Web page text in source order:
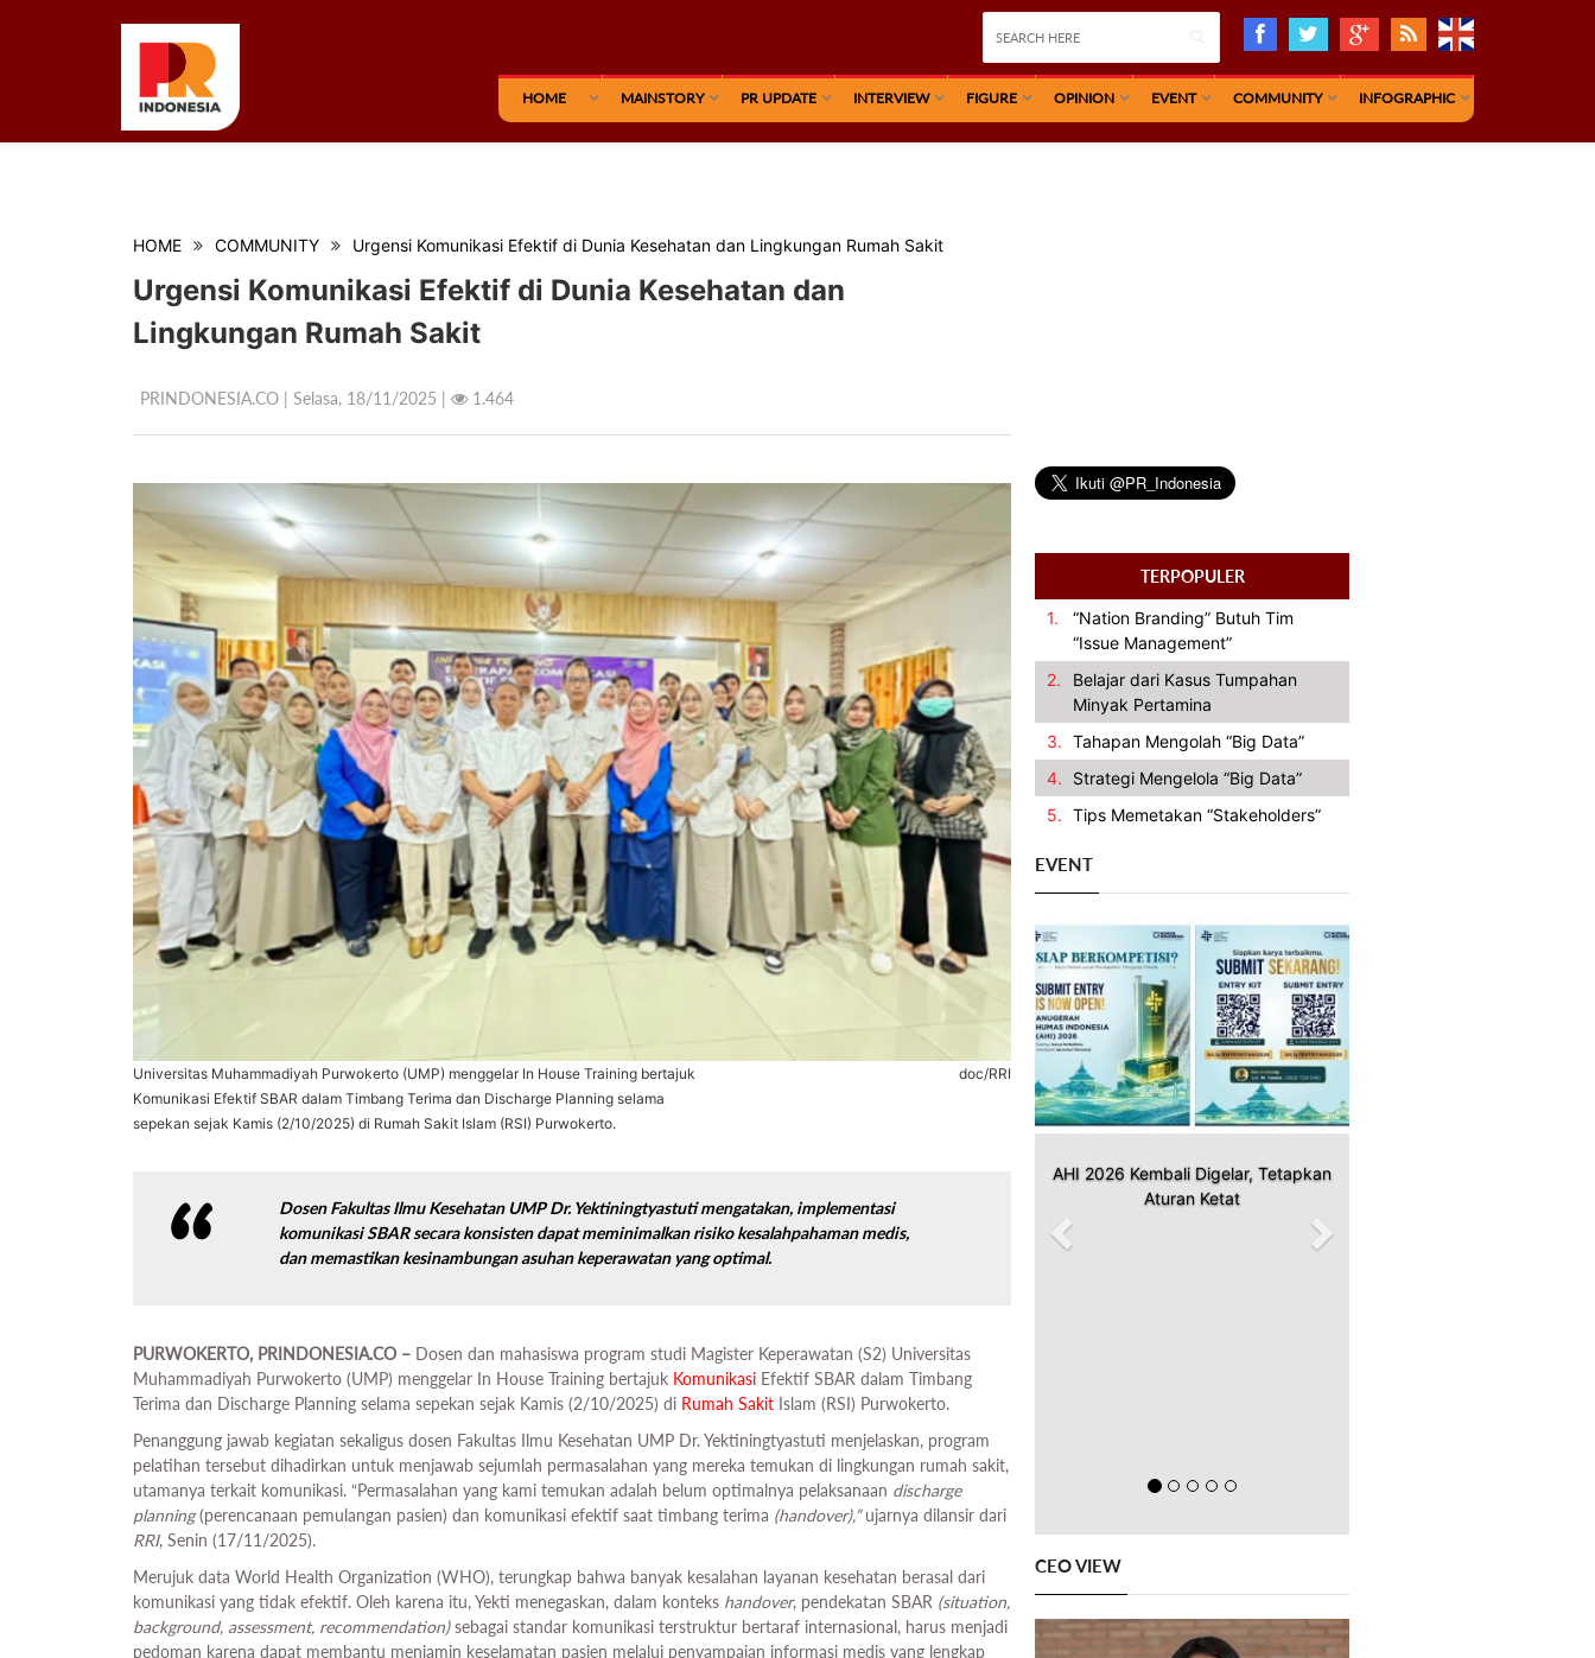
HOME MAINSTORY PR UPDATE INTERVIEW FIGURE OPINION EVENT COMMUNITY INFOGRAPHIC
HOME COMMUNITY Urgensi Komunikasi Efektif di Dunia Kesehatan dan Lingkungan Rumah Sakit
Urgensi Komunikasi Efektif di Dunia Kesehatan dan
Lingkungan Rumah Sakit
PRINDONESIA.CO | Selasa, 18/11/2025 | 1.464
Universitas Muhammadiyah Purwokerto (UMP) menggelar In House Training bertajuk
Komunikasi Efektif SBAR dalam Timbang Terima dan Discharge Planning selama
sepekan sejak Kamis (2/10/2025) di Rumah Sakit Islam (RSI) Purwokerto.
doc/RRI
Dosen Fakultas Ilmu Kesehatan UMP Dr. Yektiningtyastuti mengatakan, implementasi
komunikasi SBAR secara konsisten dapat meminimalkan risiko kesalahpahaman medis,
dan memastikan kesinambungan asuhan keperawatan yang optimal.
PURWOKERTO, PRINDONESIA.CO – Dosen dan mahasiswa program studi Magister Keperawatan (S2) Universitas
Muhammadiyah Purwokerto (UMP) menggelar In House Training bertajuk Komunikasi Efektif SBAR dalam Timbang
Terima dan Discharge Planning selama sepekan sejak Kamis (2/10/2025) di Rumah Sakit Islam (RSI) Purwokerto.
Penanggung jawab kegiatan sekaligus dosen Fakultas Ilmu Kesehatan UMP Dr. Yektiningtyastuti menjelaskan, program
pelatihan tersebut dihadirkan untuk menjawab sejumlah permasalahan yang mereka temukan di lingkungan rumah sakit,
utamanya terkait komunikasi. “Permasalahan yang kami temukan adalah belum optimalnya pelaksanaan discharge
planning(perencanaan pemulangan pasien) dan komunikasi efektif saat timbang terima (handover),”ujarnya dilansir dari
RRI, Senin (17/11/2025).
Merujuk data World Health Organization (WHO), terungkap bahwa banyak kesalahan layanan kesehatan berasal dari
komunikasi yang tidak efektif. Oleh karena itu, Yekti menegaskan, dalam konteks handover, pendekatan SBAR (situation,
background, assessment, recommendation)sebagai standar komunikasi terstruktur bertaraf internasional, harus menjadi
pedoman karena dapat membantu menjamin keselamatan pasien melalui penyampaian informasi medis yang lengkap
TERPOPULER
1.
“Nation Branding” Butuh Tim
“Issue Management”
2.
Belajar dari Kasus Tumpahan
Minyak Pertamina
3. Tahapan Mengolah “Big Data”
4.
Strategi Mengelola “Big Data”
5. Tips Memetakan “Stakeholders”
EVENT
AHI 2026 Kembali Digelar, Tetapkan
Aturan Ketat
Previous Next
CEO VIEW
Previous Next